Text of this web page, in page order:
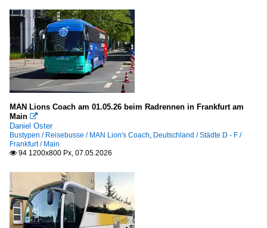
MAN Lions Coach am 01.05.26 beim Radrennen in Frankfurt am
Main 
Daniel Oster
Bustypen / Reisebusse / MAN Lion's Coach, Deutschland / Städte D - F /
Frankfurt / Main
 94 1200x800 Px, 07.05.2026